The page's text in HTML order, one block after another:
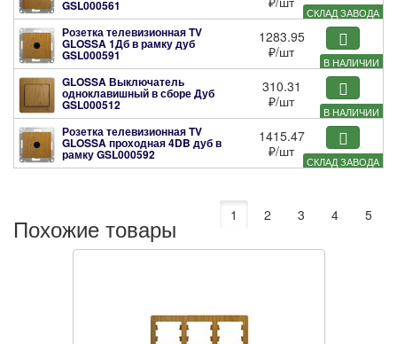
СКЛАД ЗАВОДА
GSL000561
В НАЛИЧИИ
Розетка телевизионная TV
GLOSSA 1Дб в рамку дуб
GSL000591
1283.95
₽/шт
В НАЛИЧИИ
GLOSSA Выключатель
одноклавишный в сборе Дуб
GSL000512
310.31
₽/шт
СКЛАД ЗАВОДА
Розетка телевизионная TV
GLOSSA проходная 4DB дуб в
рамкуGSL000592
1415.47
₽/шт
Похожие товары 1 2 3 4 5